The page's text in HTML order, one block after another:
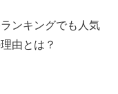
ンキングでも人気
由とは？